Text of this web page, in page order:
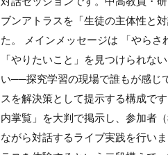
ブンアトラスを「生徒の主体性と
た。 メインメッセージは 「やら
「やりたいこと」を見つけられな
い──探究学習の現場で誰もが感じ
スを解決策として提示する構成で
内掌覧」を大判で掲示し、参加者
ながら対話するライブ実践を行い